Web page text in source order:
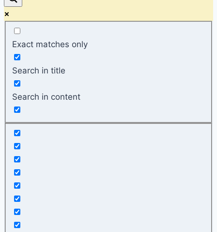
Exact matches only
Search in title
Search in content